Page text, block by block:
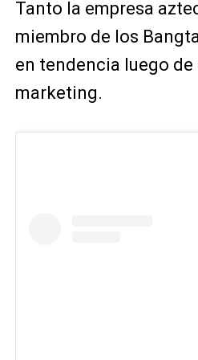
Tanto la empresa
miembro de los
en tendencia luego
marketing.